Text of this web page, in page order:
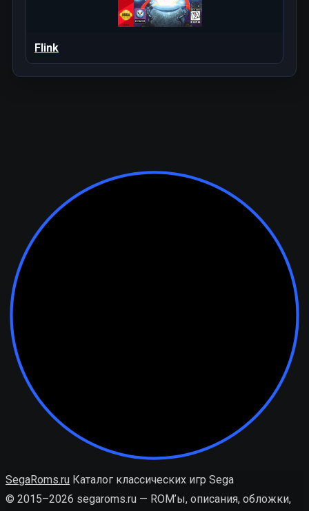
Flink
SegaRoms.ru Каталог классических игр Sega
© 2015–2026 segaroms.ru — ROM’ы, описания, обложки,